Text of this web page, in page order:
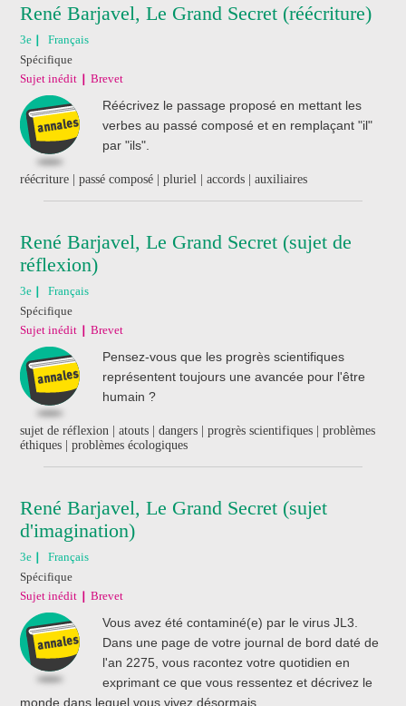
René Barjavel, Le Grand Secret (réécriture)
3e
Français
Spécifique
Sujet inédit
Brevet
Réécrivez le passage proposé en mettant les
verbes au passé composé et en remplaçant "il"
par "ils".
réécriture | passé composé | pluriel | accords | auxiliaires
René Barjavel, Le Grand Secret (sujet de
réflexion)
3e
Français
Spécifique
Sujet inédit
Brevet
Pensez-vous que les progrès scientifiques
représentent toujours une avancée pour l'être
humain ?
sujet de réflexion | atouts | dangers | progrès scientifiques | problèmes
éthiques | problèmes écologiques
René Barjavel, Le Grand Secret (sujet
d'imagination)
3e
Français
Spécifique
Sujet inédit
Brevet
Vous avez été contaminé(e) par le virus JL3.
Dans une page de votre journal de bord daté de
l'an 2275, vous racontez votre quotidien en
exprimant ce que vous ressentez et décrivez le
monde dans lequel vous vivez désormais.